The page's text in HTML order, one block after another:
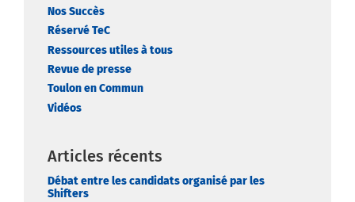
Nos Succès
Réservé TeC
Ressources utiles à tous
Revue de presse
Toulon en Commun
Vidéos
Articles récents
Débat entre les candidats organisé par les
Shifters